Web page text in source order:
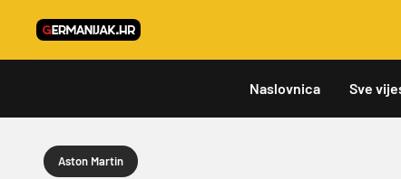
Naslovnica Sve
Aston Martin